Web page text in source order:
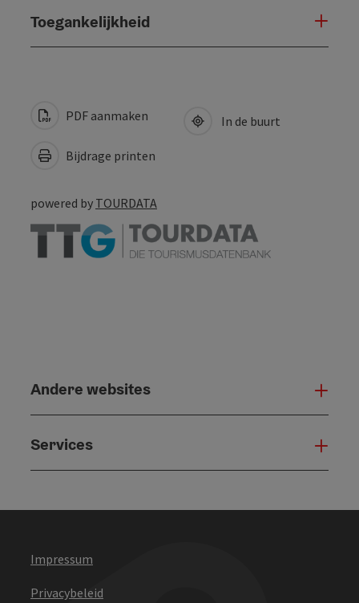
Toegankelijkheid
PDF aanmaken
Bijdrage printen
In de buurt
powered by TOURDATA
Andere websites
Services
Impressum
Privacybeleid